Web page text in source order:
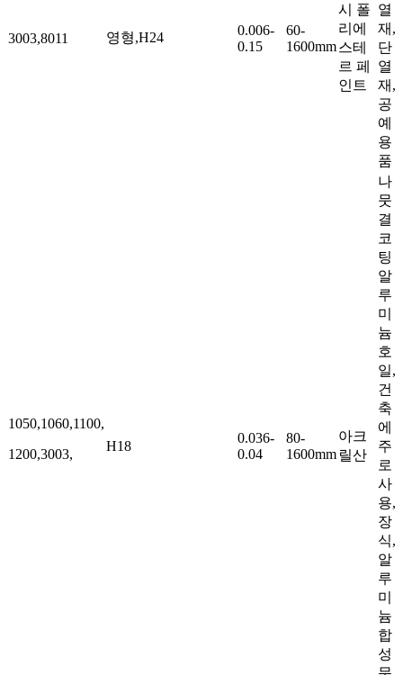
3003,8011 영형,H24
0.006-
0.15
60-
1600mm
시 폴
리에
스테
르 페
인트
열
재,
단
열
재,
공
예
용
품
1050,1060,1100,
1200,3003,
H18
0.036-
0.04
80-
1600mm
아크
릴산
나
뭇
결
코
팅
알
루
미
늄
호
일,
건
축
에
주
로
사
용,
장
식,
알
루
미
늄
합
성